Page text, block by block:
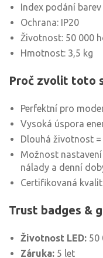
Index podání barev
Ochrana: IP20
Životnost: 50 000
Hmotnost: 3,5 kg
Proč zvolit toto
Perfektní pro
Vysoká úspora
Dlouhá životnost
Možnost
nálady a denní
Certifikovaná
Trust badges &
Životnost LED: 50
Záruka: 5 let